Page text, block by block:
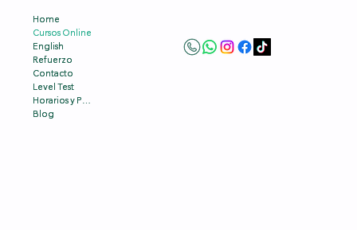
Home
Cursos Online
English
Refuerzo
Contacto
Level Test
Blog
Home
Cursos Online
English
Refuerzo
Contacto
Level Test
Blog